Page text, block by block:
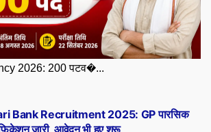
2026: 200 पटव�...
Bank Recruitment 2025: GP पारसिक
जारी, आवेदन भी हुए शुरू